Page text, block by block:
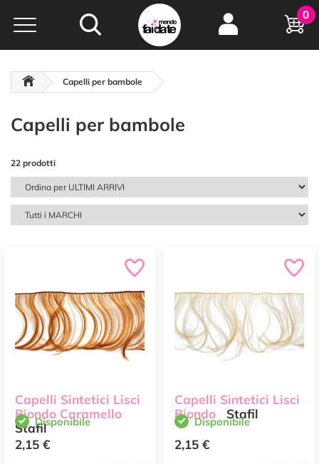
Hobby e
creatività...
0
Capelli per bambole
Capelli per bambole
22 prodotti
Capelli Sintetici Lisci
Biondo Caramello
StafilDisponibile
2,15 €
Capelli Sintetici Lisci
Biondo
Stafil
Disponibile
2,15 €